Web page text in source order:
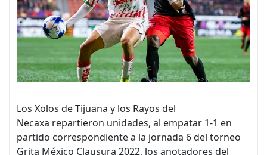
Los Xolos de Tijuana y los Rayos del
Necaxa repartieron unidades, al empatar 1-1 en
partido correspondiente a la jornada 6 del torneo
Grita México Clausura 2022, los anotadores del